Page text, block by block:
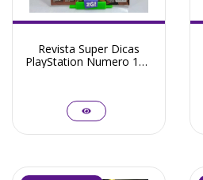
Revista Super Dicas
PlayStation Numero 15 -